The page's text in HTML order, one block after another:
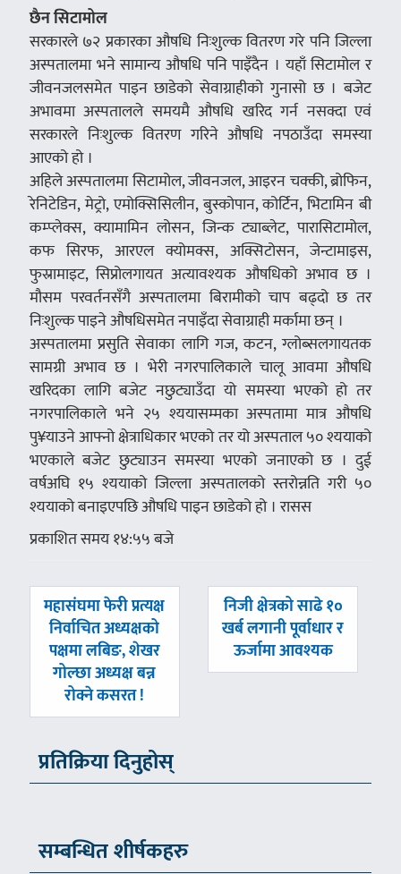
छैन सिटामोल
सरकारले ७२ प्रकारका औषधि निःशुल्क वितरण गरे पनि जिल्ला
अस्पतालमा भने सामान्य औषधि पनि पाइँदैन । यहाँ सिटामोल र
जीवनजलसमेत पाइन छाडेको सेवाग्राहीको गुनासो छ । बजेट
अभावमा अस्पतालले समयमै औषधि खरिद गर्न नसक्दा एवं
सरकारले निःशुल्क वितरण गरिने औषधि नपठाउँदा समस्या
आएको हो ।
अहिले अस्पतालमा सिटामोल, जीवनजल, आइरन चक्की, ब्रोफिन,
रेनिटेडिन, मेट्रो, एमोक्सिसिलीन, बुस्कोपान, कोर्टिन, भिटामिन बी
कम्प्लेक्स, क्यामामिन लोसन, जिन्क ट्याब्लेट, पारासिटामोल,
कफ सिरफ, आरएल क्योमक्स, अक्सिटोसन, जेन्टामाइस,
फुस्रामाइट, सिप्रोलगायत अत्यावश्यक औषधिको अभाव छ ।
मौसम परवर्तनसँगै अस्पतालमा बिरामीको चाप बढ्दो छ तर
निःशुल्क पाइने औषधिसमेत नपाइँदा सेवाग्राही मर्कामा छन् ।
अस्पतालमा प्रसुति सेवाका लागि गज, कटन, ग्लोब्सलगायतक
सामग्री अभाव छ । भेरी नगरपालिकाले चालू आवमा औषधि
खरिदका लागि बजेट नछुट्याउँदा यो समस्या भएको हो तर
नगरपालिकाले भने २५ श्ययासम्मका अस्पतामा मात्र औषधि
पु¥याउने आफ्नो क्षेत्राधिकार भएको तर यो अस्पताल ५० श्ययाको
भएकाले बजेट छुट्याउन समस्या भएको जनाएको छ । दुई
वर्षअघि १५ श्ययाको जिल्ला अस्पतालको स्तरोन्नति गरी ५०
श्ययाको बनाइएपछि औषधि पाइन छाडेको हो । रासस
प्रकाशित समय १४:५५ बजे
पछिल्लाे
महासंघमा फेरी प्रत्यक्ष
निर्वाचित अध्यक्षको
पक्षमा लबिङ, शेखर
गोल्छा अध्यक्ष बन्न
रोक्ने कसरत !
अघिल्लाे
-
निजी क्षेत्रको साढे १०
खर्ब लगानी पूर्वाधार र
ऊर्जामा आवश्यक
प्रतिक्रिया दिनुहोस्
सम्बन्धित शीर्षकहरु